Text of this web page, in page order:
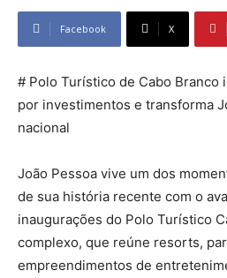
Facebook X
# Polo Turístico de Cabo Branco
por investimentos e transforma
nacional
João Pessoa vive um dos
de sua história recente com o
inaugurações do Polo Turístico
complexo, que reúne resorts,
empreendimentos de